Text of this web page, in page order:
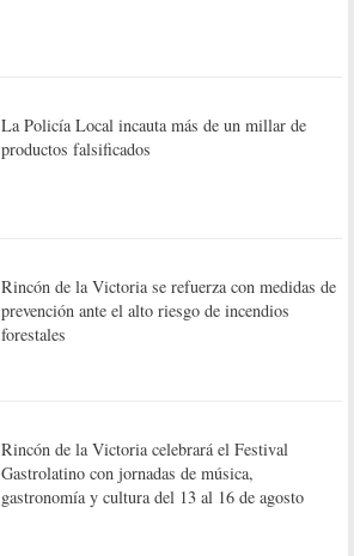
La Policía Local incauta más de un millar de
productos falsificados
Rincón de la Victoria se refuerza con medidas de
prevención ante el alto riesgo de incendios
forestales
Rincón de la Victoria celebrará el Festival
Gastrolatino con jornadas de música,
gastronomía y cultura del 13 al 16 de agosto